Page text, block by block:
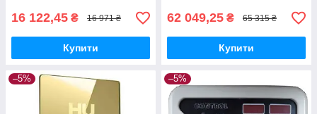
16 122,45 ₴ 16 971 ₴
Купити
62 049,25 ₴ 65 315 ₴
Купити
–5% –5%